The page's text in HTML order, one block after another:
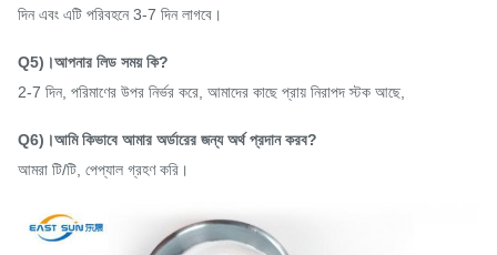
দিন এবং এটি পরিবহনে 3-7 দিন লাগবে।
Q5)।আপনার লিড সময় কি?
2-7 দিন, পরিমাণের উপর নির্ভর করে, আমাদের কাছে প্রায় নিরাপদ স্টক আছে,
Q6)।আমি কিভাবে আমার অর্ডারের জন্য অর্থ প্রদান করব?
আমরা টি/টি, পেপ্যাল ​​গ্রহণ করি।